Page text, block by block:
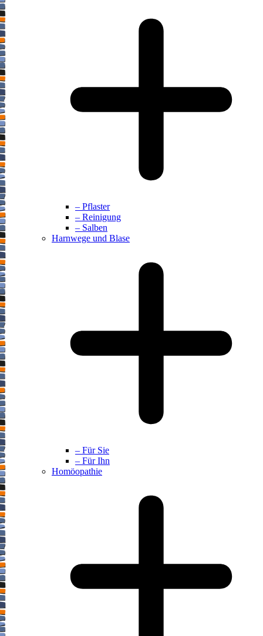
– Pflaster
– Reinigung
– Salben
Harnwege und Blase
– Für Sie
– Für Ihn
Homöopathie